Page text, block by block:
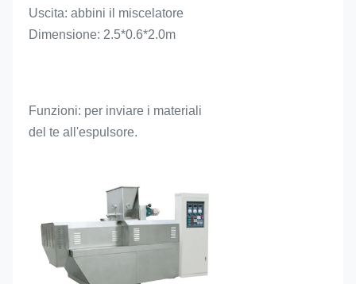
Uscita: abbini il miscelatore
Dimensione: 2.5*0.6*2.0m
Funzioni: per inviare i materiali
del te all'espulsore.